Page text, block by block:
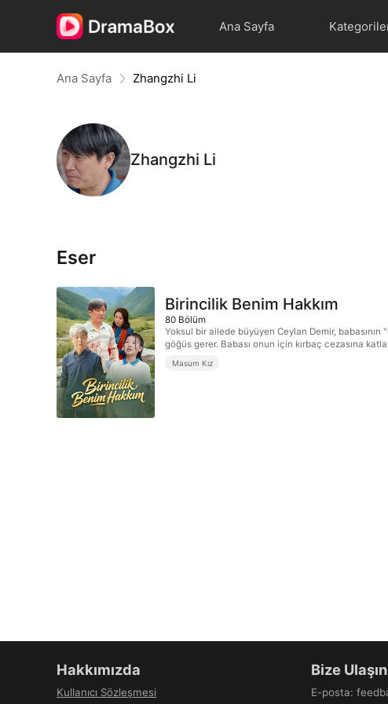
Ana Sayfa
Ana Sayfa Zhangzhi Li
Zhangzhi Li
Eser
Birincilik Benim Hakkım
80 Bölüm
Yoksul bir ailede büyüyen Ceylan Demir,
göğüs gerer. Babası onun için kırbaç cezasına
Masum Kız
Hakkımızda
Kullanıcı Sözleşmesi
Bize Ulaşın
E-posta: